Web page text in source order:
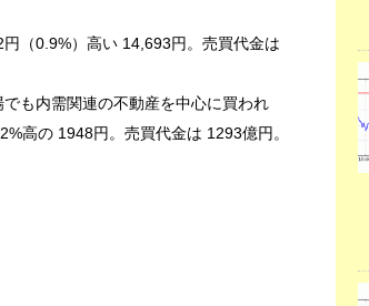
（0.9%）高い 14,693円。売買代金は
も内需関連の不動産を中心に買われ
高の 1948円。売買代金は 1293億円。